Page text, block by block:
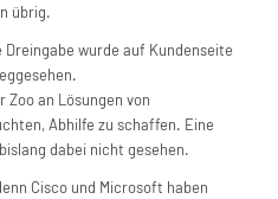
übrig.
Dreingabe wurde auf Kundenseite
an Lösungen von
Abhilfe zu schaffen. Eine
dabei nicht gesehen.
Cisco und Microsoft haben